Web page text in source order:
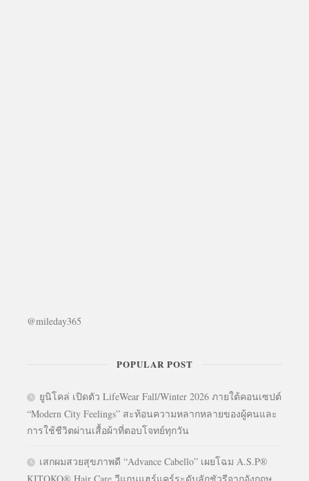
@mileday365
POPULAR POST
ยูนิโคล่ เปิดตัว LifeWear Fall/Winter 2026 ภายใต้คอนเซปต์
“Modern City Feelings” สะท้อนความหลากหลายของผู้คนและ
การใช้ชีวิตผ่านเสื้อผ้าที่ตอบโจทย์ทุกวัน
เสกผมสวยสุขภาพดี “Advance Cabello” เผยโฉม A.S.P®